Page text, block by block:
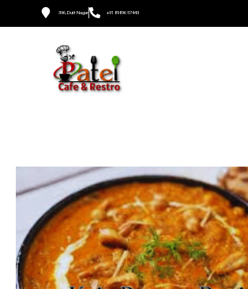
396, Dutt Nagar +91 89896 57443